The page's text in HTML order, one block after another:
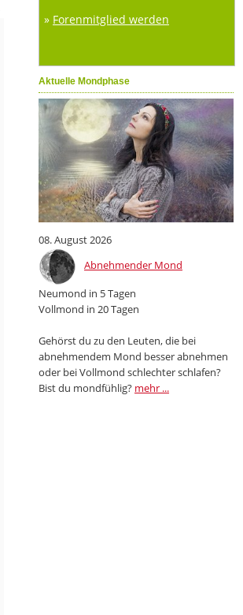
» Forenmitglied werden
Aktuelle Mondphase
08. August 2026
Abnehmender Mond
Neumond in 5 Tagen
Vollmond in 20 Tagen
Gehörst du zu den Leuten, die bei
abnehmendem Mond besser abnehmen
oder bei Vollmond schlechter schlafen?
Bist du mondfühlig? mehr ...